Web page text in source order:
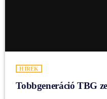
HÍREK
Tobbgeneráció TBG